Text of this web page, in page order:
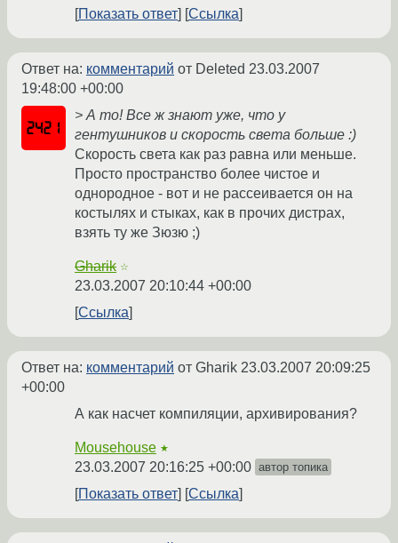
Показать ответ Ссылка
Ответ на: комментарий от Deleted 23.03.2007
19:48:00 +00:00
> А то! Все ж знают уже, что у
гентушников и скорость света больше :)
Скорость света как раз равна или меньше.
Просто пространство более чистое и
однородное - вот и не рассеивается он на
костылях и стыках, как в прочих дистрах,
взять ту же Зюзю ;)
Gharik ☆
23.03.2007 20:10:44 +00:00
Ссылка
Ответ на: комментарий от Gharik 23.03.2007 20:09:25
+00:00
А как насчет компиляции, архивирования?
Mousehouse ★
23.03.2007 20:16:25 +00:00 автор топика
Показать ответ Ссылка